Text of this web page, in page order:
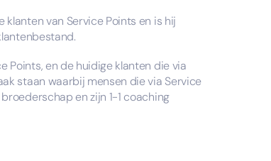
van Service Points en is hij
Points, en de huidige klanten die via
staan waarbij mensen die via Service
en zijn 1-1 coaching